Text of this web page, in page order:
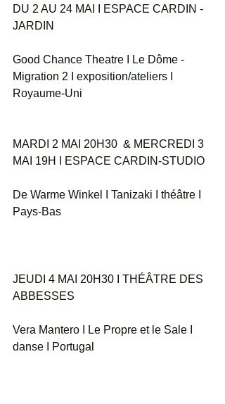
DU 2 AU 24 MAI I ESPACE CARDIN -
JARDIN
Good Chance Theatre I Le Dôme -
Migration 2 I exposition/ateliers I
Royaume-Uni
MARDI 2 MAI 20H30  & MERCREDI 3
MAI 19H I ESPACE CARDIN-STUDIO
De Warme Winkel I Tanizaki I théâtre I
Pays-Bas
JEUDI 4 MAI 20H30 I THÉÂTRE DES
ABBESSES
Vera Mantero I Le Propre et le Sale I
danse I Portugal